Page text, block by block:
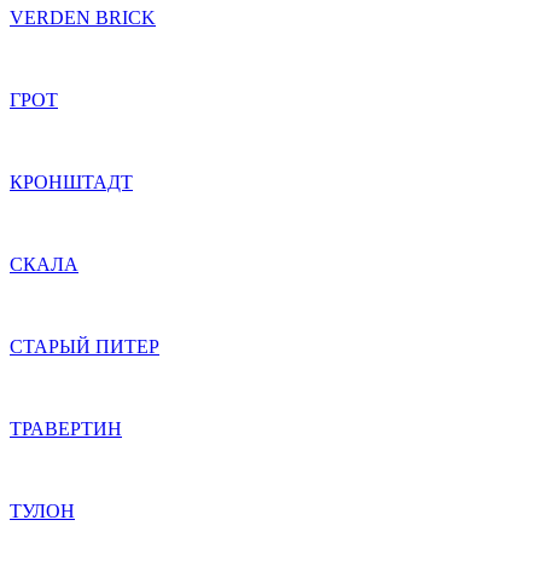
VERDEN BRICK
ГРОТ
КРОНШТАДТ
СКАЛА
СТАРЫЙ ПИТЕР
ТРАВЕРТИН
ТУЛОН